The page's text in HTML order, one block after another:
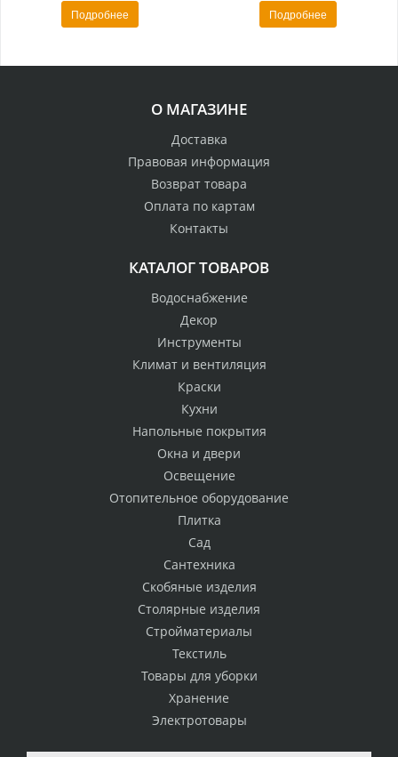
Подробнее
Подробнее
О МАГАЗИНЕ
Доставка
Правовая информация
Возврат товара
Оплата по картам
Контакты
КАТАЛОГ ТОВАРОВ
Водоснабжение
Декор
Инструменты
Климат и вентиляция
Краски
Кухни
Напольные покрытия
Окна и двери
Освещение
Отопительное оборудование
Плитка
Сад
Сантехника
Скобяные изделия
Столярные изделия
Стройматериалы
Текстиль
Товары для уборки
Хранение
Электротовары